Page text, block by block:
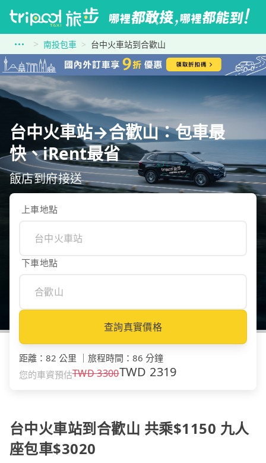
南投包車 台中火車站到合歡山
台中火車站→合歡山：包車最
快、iRent最省
飯店到府接送
上車地點
下車地點
查詢真實價格
距離 ： 82 公里 旅程時間 ： 86 分鐘
您的車資預估TWD3300TWD 2319
台中火車站到合歡山 共乘$1150 九人
座包車$3020